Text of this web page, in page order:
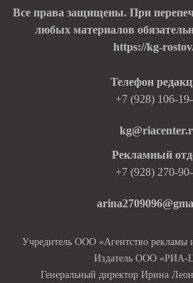
Все права защищены. При
любых материалов
https://kg-
Телефон
+7 (928) 106-
Рекламный
+7 (928) 270-
Учредитель ООО «Агентство
Издатель ООО «РИА-
Генеральный директор Ирина